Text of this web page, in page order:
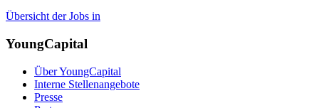
Übersicht der Jobs in
YoungCapital
Über YoungCapital
Interne Stellenangebote
Presse